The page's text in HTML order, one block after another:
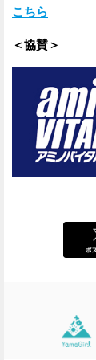
こちら
＜協賛＞